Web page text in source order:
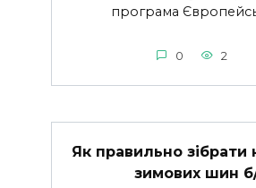
програма
0 2
Як правильно зібрати
зимових шин